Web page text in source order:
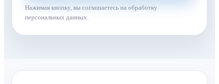
Нажимая кнопку, вы соглашаетесь на обработку
персональных данных.